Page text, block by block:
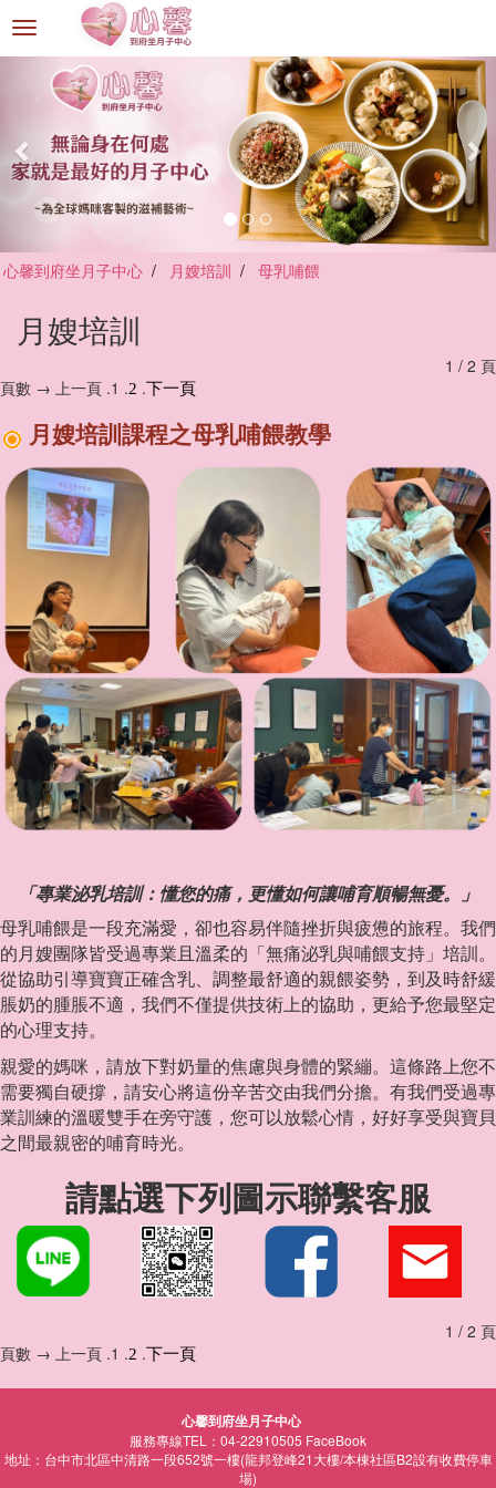
選
單
心馨到府坐月子中心 月嫂培訓 母乳哺餵
月嫂培訓
1 / 2 頁
頁數 → 上一頁 .1 .2 .下一頁
月嫂培訓課程之母乳哺餵教學
「專業泌乳培訓：懂您的痛，更懂如何讓哺育順暢無憂。」
母乳哺餵是一段充滿愛，卻也容易伴隨挫折與疲憊的旅程。我們
的月嫂團隊皆受過專業且溫柔的「無痛泌乳與哺餵支持」培訓。
從協助引導寶寶正確含乳、調整最舒適的親餵姿勢，到及時舒緩
脹奶的腫脹不適，我們不僅提供技術上的協助，更給予您最堅定
的心理支持。
親愛的媽咪，請放下對奶量的焦慮與身體的緊繃。這條路上您不
需要獨自硬撐，請安心將這份辛苦交由我們分擔。有我們受過專
業訓練的溫暖雙手在旁守護，您可以放鬆心情，好好享受與寶貝
之間最親密的哺育時光。
請點選下列圖示聯繫客服
1 / 2 頁
頁數 → 上一頁 .1 .2 .下一頁
心馨到府坐月子中心
服務專線TEL：04-22910505 FaceBook
地址：台中市北區中清路一段652號一樓(龍邦登峰21大樓/本棟社區B2設有收費停車
場)